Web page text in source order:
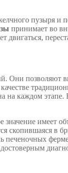
пузыря и
принимает во
двигаться,
Они позволяют
каждом
имеет
скопившаяся в
печеночных